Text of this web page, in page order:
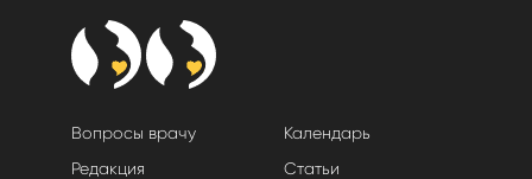
Вопросы врачу
Редакция
Календарь
Статьи